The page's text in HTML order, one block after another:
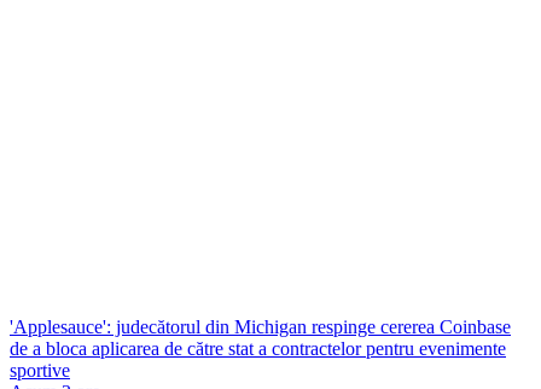
'Applesauce': judecătorul din Michigan respinge cererea Coinbase
de a bloca aplicarea de către stat a contractelor pentru evenimente
sportive